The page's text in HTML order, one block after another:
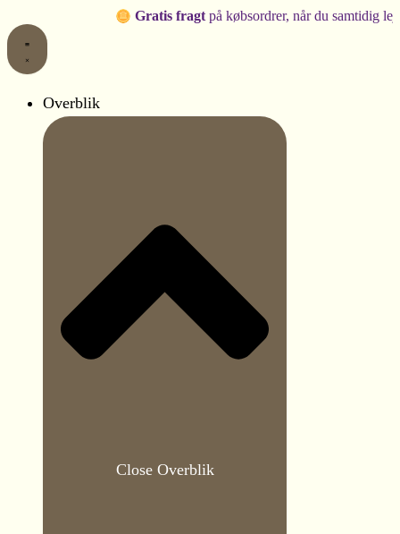
til
indholdet
Gratis fragtpå købsordrer, når du samtidig lejer
Overblik
Close Overblik